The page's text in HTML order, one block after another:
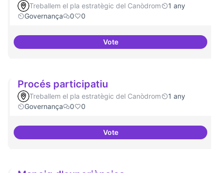
Treballem el pla estratègic del Canòdrom
1 any
Governança
0 0
VoteCures i governança
Procés participatiu
Treballem el pla estratègic del Canòdrom
1 any
Governança
0 0
VoteProcés participatiu